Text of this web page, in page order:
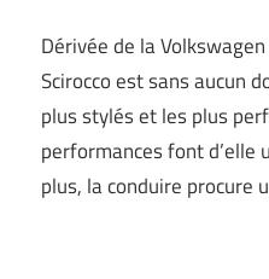
Dérivée de la
Scirocco est sans aucun
plus stylés et les plus
performances font d’elle
plus, la conduire procure